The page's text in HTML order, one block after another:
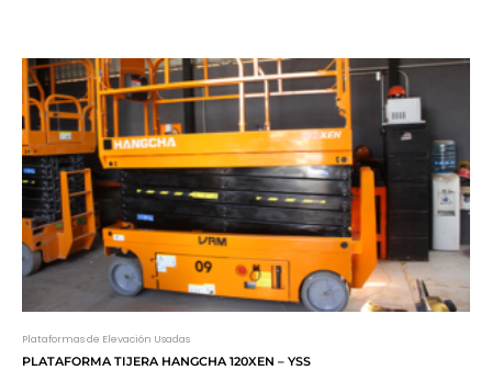
Plataformas de Elevación Usadas
PLATAFORMA TIJERA HANGCHA 120XEN – YSS